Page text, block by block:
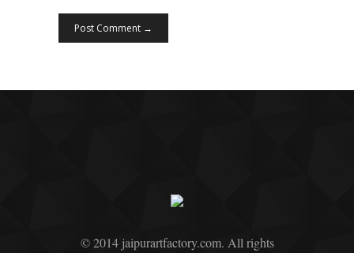
© 2014 jaipurartfactory.com. All rights